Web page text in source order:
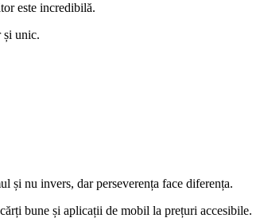
este incredibilă.
și unic.
și nu invers, dar perseverența face diferența.
bune și aplicații de mobil la prețuri accesibile.